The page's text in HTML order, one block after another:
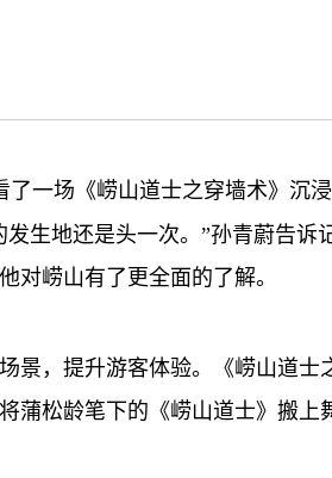
了一场《崂山道士之穿墙术》沉
生地还是头一次。”孙青蔚告诉
对崂山有了更全面的了解。
，提升游客体验。《崂山道士
蒲松龄笔下的《崂山道士》搬上